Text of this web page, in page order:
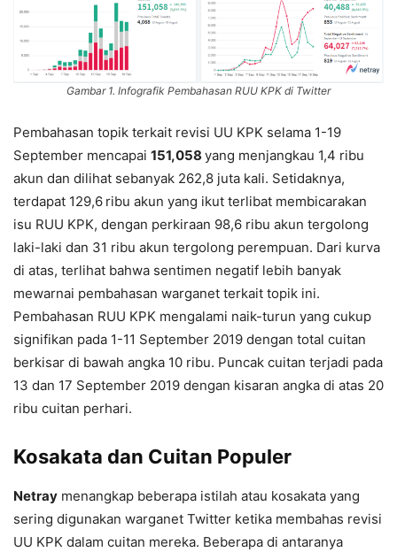
Gambar 1. Infografik Pembahasan RUU KPK di Twitter
Pembahasan topik terkait revisi UU KPK selama 1-19
September mencapai 151,058 yang menjangkau 1,4 ribu
akun dan dilihat sebanyak 262,8 juta kali. Setidaknya,
terdapat 129,6 ribu akun yang ikut terlibat membicarakan
isu RUU KPK, dengan perkiraan 98,6 ribu akun tergolong
laki-laki dan 31 ribu akun tergolong perempuan. Dari kurva
di atas, terlihat bahwa sentimen negatif lebih banyak
mewarnai pembahasan warganet terkait topik ini.
Pembahasan RUU KPK mengalami naik-turun yang cukup
signifikan pada 1-11 September 2019 dengan total cuitan
berkisar di bawah angka 10 ribu. Puncak cuitan terjadi pada
13 dan 17 September 2019 dengan kisaran angka di atas 20
ribu cuitan perhari.
Kosakata dan Cuitan Populer
Netray menangkap beberapa istilah atau kosakata yang
sering digunakan warganet Twitter ketika membahas revisi
UU KPK dalam cuitan mereka. Beberapa di antaranya